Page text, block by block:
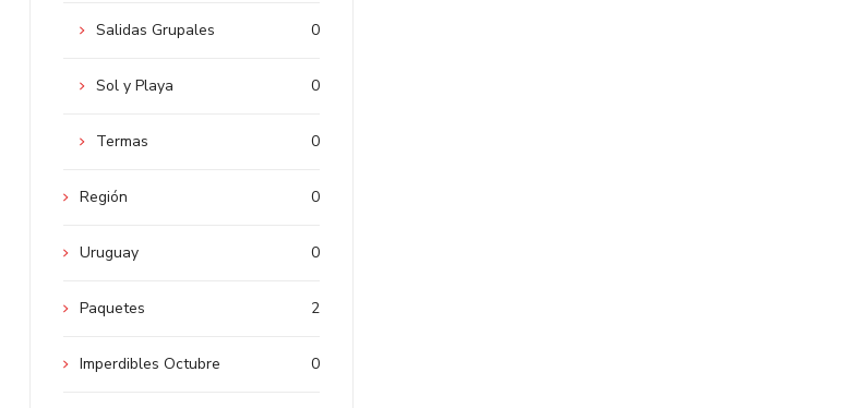
0
Salidas Grupales
0
Sol y Playa
0
Termas
0
Región
0
Uruguay
2
Paquetes
0
Imperdibles Octubre